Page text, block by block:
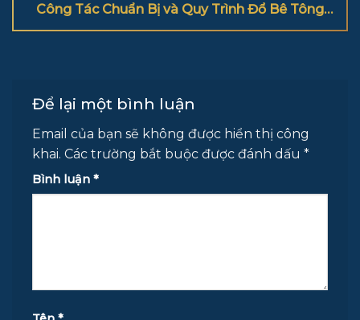
Công Tác Chuẩn Bị và Quy Trình Đổ Bê Tông
Để lại một bình luận
Email của bạn sẽ không được hiển thị công
khai. Các trường bắt buộc được đánh dấu *
Bình luận *